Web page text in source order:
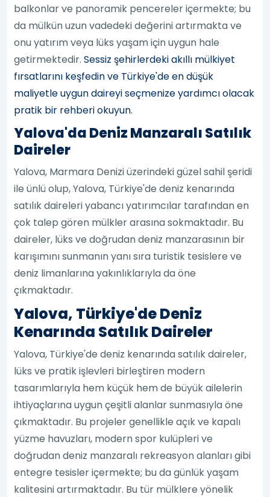
balkonlar ve panoramik pencereler içermekte; bu
da mülkün uzun vadedeki değerini artırmakta ve
onu yatırım veya lüks yaşam için uygun hale
getirmektedir.Sessiz şehirlerdeki akıllı mülkiyet
fırsatlarını keşfedin ve Türkiye'de en düşük
maliyetle uygun daireyi seçmenize yardımcı olacak
pratik bir rehberi okuyun.
Yalova'da Deniz Manzaralı Satılık
Daireler
Yalova, Marmara Denizi üzerindeki güzel sahil şeridi
ile ünlü olup, Yalova, Türkiye'de deniz kenarında
satılık daireleri yabancı yatırımcılar tarafından en
çok talep gören mülkler arasına sokmaktadır. Bu
daireler, lüks ve doğrudan deniz manzarasının bir
karışımını sunmanın yanı sıra turistik tesislere ve
deniz limanlarına yakınlıklarıyla da öne
çıkmaktadır.
Yalova, Türkiye'de Deniz
Kenarında Satılık Daireler
Yalova, Türkiye'de deniz kenarında satılık daireler,
lüks ve pratik işlevleri birleştiren modern
tasarımlarıyla hem küçük hem de büyük ailelerin
ihtiyaçlarına uygun çeşitli alanlar sunmasıyla öne
çıkmaktadır. Bu projeler genellikle açık ve kapalı
yüzme havuzları, modern spor kulüpleri ve
doğrudan deniz manzaralı rekreasyon alanları gibi
entegre tesisler içermekte; bu da günlük yaşam
kalitesini artırmaktadır. Bu tür mülklere yönelik